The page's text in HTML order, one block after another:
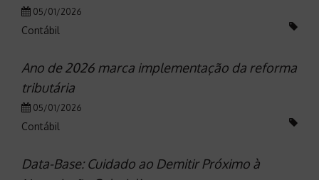
05/01/2026
Contábil
Ano de 2026 marca implementação da reforma
tributária
05/01/2026
Contábil
Data-Base: Cuidado ao Demitir Próximo à